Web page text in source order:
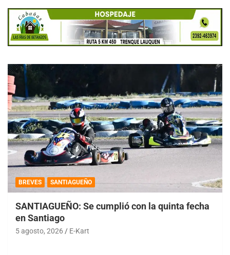
BREVES SANTIAGUEÑO
SANTIAGUEÑO: Se cumplió con la quinta fecha
en Santiago
5 agosto, 2026 E-Kart